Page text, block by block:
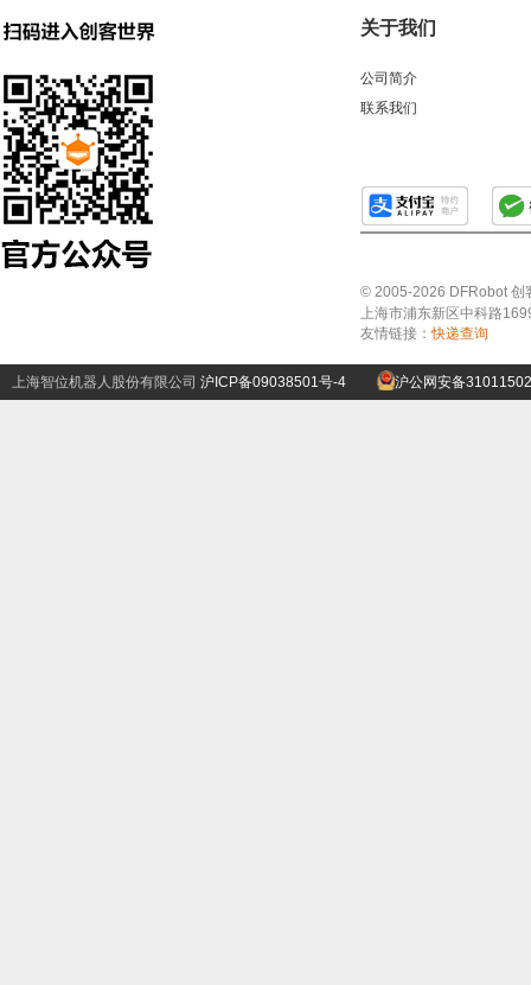
关于我们
公司简介
联系我们
© 2005-2026 DFRobot 创
上海市浦东新区中科路
友情链接：快递查询
上海智位机器人股份有限公司 沪ICP备09038501号-4 沪公网安备